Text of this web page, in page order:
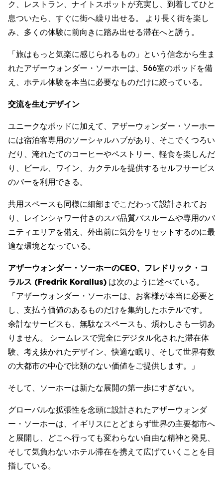
ク、レストラン、ナイトスポットが充実し、到着してひと
息ついたら、すぐに街へ繰り出せる。 より長く街を楽し
み、多くの体験に前向きに踏み出せる滞在へと誘う。
「旅はもっと気楽に感じられるもの」という信念から生ま
れたアザーウォンダー・ソーホーは、566室のポッドを備
え、ホテル体験を本当に必要なものだけに絞っている。
交流を生むデザイン
ユニークなポッドに加えて、アザーウォンダー・ソーホー
には宿泊客専用のソーシャルハブがあり、そこでくつろい
だり、淹れたてのコーヒーやペストリー、軽食を楽しんだ
り、ビール、ワイン、カクテルを提供するセルフサービス
のバーを利用できる。
共用スペースも同様に細部までこだわって設計されてお
り、レインシャワー付きのスパ品質バスルームや専用のバ
ニティエリアを備え、外出前に気分をリセットするのに最
適な環境となっている。
アザーウォンダー・ソーホーのCEO、フレドリック・コ
ラルス (Fredrik Korallus) は次のように述べている。
「アザーウォンダー・ソーホーは、お客様が本当に必要と
し、支払う価値のあるものだけを集約したホテルです。
余計なサービスも、無駄なスペースも、煩わしさも一切あ
りません。 シームレスで完全にデジタル化された滞在体
験、考え抜かれたデザイン、快適な眠り、そして世界有数
の大都市の中心で比類のない価値をご提供します。」
そして、ソーホーは新たな展開の第一歩にすぎない。
グローバルな拡張性を念頭に設計されたアザーウォンダ
ー・ソーホーは、イギリスにとどまらず世界の主要都市へ
と展開し、どこへ行っても変わらない自由な精神と発見、
そして気負わないホテル滞在を携えて広げていくことを目
指している。